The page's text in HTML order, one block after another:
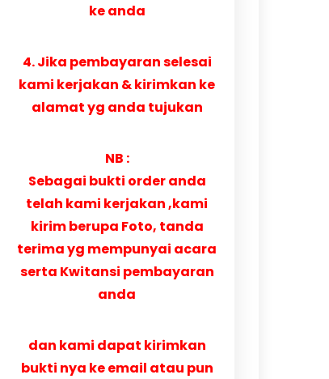
ke anda
4. Jika pembayaran selesai
kami kerjakan & kirimkan ke
alamat yg anda tujukan
NB :
Sebagai bukti order anda
telah kami kerjakan ,kami
kirim berupa Foto, tanda
terima yg mempunyai acara
serta Kwitansi pembayaran
anda
dan kami dapat kirimkan
bukti nya ke email atau pun